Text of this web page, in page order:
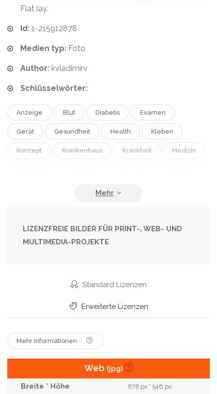
Flat lay.
Id: 1-215912878
Medien typ: Foto
Author: kvladimirv
Schlüsselwörter:
Anzeige Blut Diabetis Examen
Gerät Gesundheit Health Kleben
Konzept Krankenhaus Krankheit Medizin
Schmerz
Traubenzucker Tropfen Wasserwaage
Zucker
LIZENZFREIE BILDER FÜR PRINT-, WEB- UND
MULTIMEDIA-PROJEKTE
Standard Lizenzen
Erweiterte Lizenzen
Mehr Informationen
Web (jpg)
878 px * 546 px